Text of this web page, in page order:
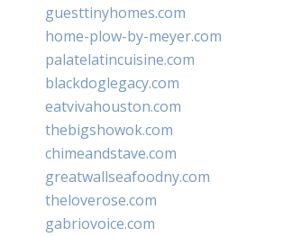
guesttinyhomes.com
home-plow-by-meyer.com
palatelatincuisine.com
blackdoglegacy.com
eatvivahouston.com
thebigshowok.com
chimeandstave.com
greatwallseafoodny.com
theloverose.com
gabriovoice.com